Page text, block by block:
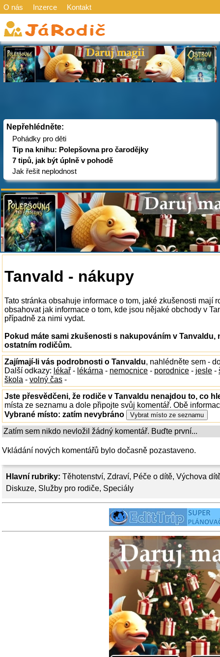
O nás Inzerce Kontakt
Nepřehlédněte:
Pohádky pro děti
Tip na knihu: Polepšovna pro čarodějky
7 tipů, jak být úplně v pohodě
Jak řešit neplodnost
Hlavní rubriky: Těhotenství, Zdraví, Péče o dítě, Výchova
Diskuze, Služby pro rodiče, Speciály
Tanvald - nákupy
Tato stránka obsahuje informace o tom, jaké zkušenosti mají
obsahovat jak informace o tom, kde jsou nějaké obchody v
případně za nimi vydat.
Pokud máte sami zkušenosti s nakupováním v Tanvaldu,
ostatním rodičům.
Zajímají-li vás podrobnosti o Tanvaldu, nahlédněte sem -
Další odkazy: lékař - lékárna - nemocnice - porodnice - jesle -
škola - volný čas -
Jste přesvědčeni, že rodiče v Tanvaldu nenajdou to, co
místa ze seznamu a dole připojte svůj komentář. Obě
Vybrané místo: zatím nevybráno
Zatím sem nikdo nevložil žádný komentář. Buďte první...
Vkládání nových komentářů bylo dočasně pozastaveno.